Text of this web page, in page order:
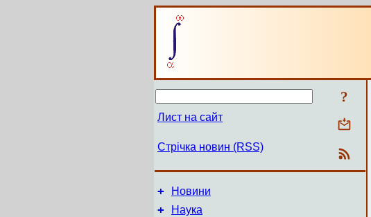
?
Лист на сайт
Стрічка новин (RSS)
+ Новини
+ Наука